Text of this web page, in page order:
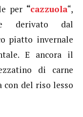
per “cazzuola“,
derivato dal
piatto invernale
E ancora il
di carne
con del riso lesso